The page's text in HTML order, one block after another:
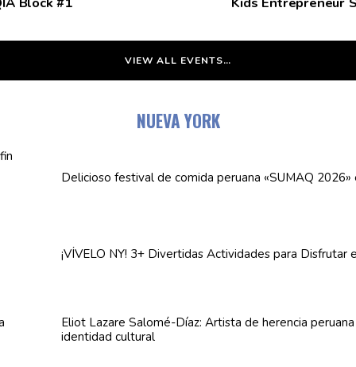
VIEW ALL EVENTS…
NUEVA YORK
Delicioso festival de comida peruana «SUMAQ
¡VÍVELO NY! 3+ Divertidas Actividadespara Disfrutar
Eliot Lazare Salomé-Díaz: Artista de herencia
identidad cultural